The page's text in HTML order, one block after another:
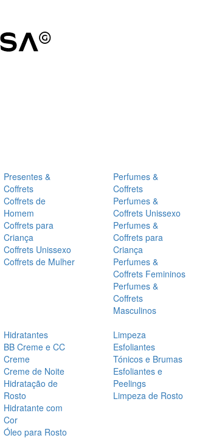
Presentes &
Coffrets
Coffrets de
Homem
Coffrets para
Criança
Coffrets Unissexo
Coffrets de Mulher
Perfumes &
Coffrets
Perfumes &
Coffrets Unissexo
Perfumes &
Coffrets para
Criança
Perfumes &
Coffrets Femininos
Perfumes &
Coffrets
Masculinos
Hidratantes
BB Creme e CC
Creme
Creme de Noite
Hidratação de
Rosto
Hidratante com
Cor
Óleo para Rosto
Limpeza
Esfoliantes
Tónicos e Brumas
Esfoliantes e
Peelings
Limpeza de Rosto